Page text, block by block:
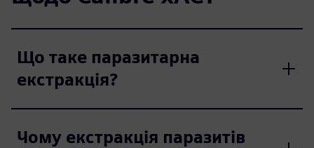
Що таке паразитарна
екстракція?
Чому екстракція паразитів